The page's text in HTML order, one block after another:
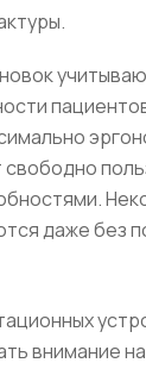
свободно
даже без
внимание